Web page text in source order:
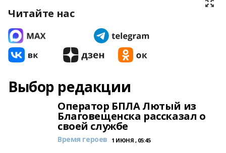
Читайте нас
Выбор редакции
Оператор БПЛА Лютый из
Благовещенска рассказал о
своей службе
Время героев 1 ИЮНЯ , 05:45